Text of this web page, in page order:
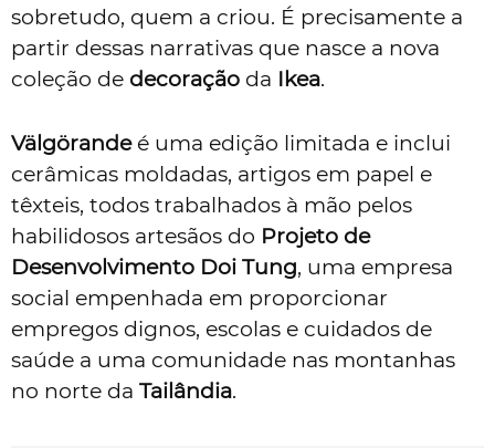
sobretudo, quem a criou. É precisamente a
partir dessas narrativas que nasce a nova
coleção de decoração da Ikea.
Välgörande é uma edição limitada e inclui
cerâmicas moldadas, artigos em papel e
têxteis, todos trabalhados à mão pelos
habilidosos artesãos do Projeto de
Desenvolvimento Doi Tung, uma empresa
social empenhada em proporcionar
empregos dignos, escolas e cuidados de
saúde a uma comunidade nas montanhas
no norte da Tailândia.